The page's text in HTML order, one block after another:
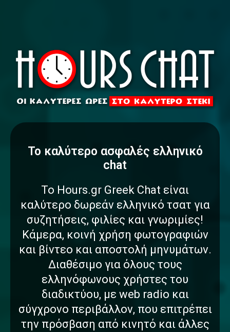
To καλύτερο ασφαλές ελληνικό
chat
Το Hours.gr Greek Chat είναι
καλύτερο δωρεάν ελληνικό τσατ για
συζητήσεις, φιλίες και γνωριμίες!
Κάμερα, κοινή χρήση φωτογραφιών
και βίντεο και αποστολή μηνυμάτων.
Διαθέσιμο για όλους τους
ελληνόφωνους χρήστες του
διαδικτύου, με web radio και
σύγχρονο περιβάλλον, που επιτρέπει
την πρόσβαση από κινητό και άλλες